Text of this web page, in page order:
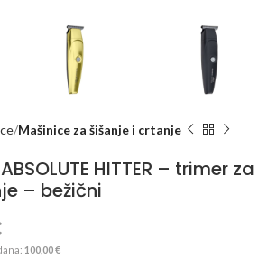
Mašinice za šišanje i crtanje
HITTER – trimer za
– bežični
100,00€